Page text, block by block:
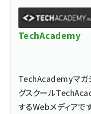
TechAcademy
TechAcademyマガ
グスクール
するWebメディアで